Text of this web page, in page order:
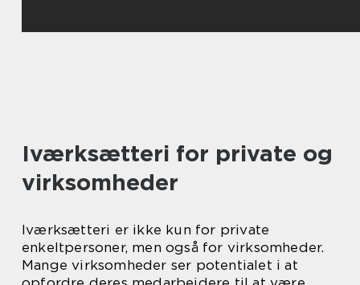
Iværksætteri for private og
virksomheder
Iværksætteri er ikke kun for private
enkeltpersoner, men også for virksomheder.
Mange virksomheder ser potentialet i at